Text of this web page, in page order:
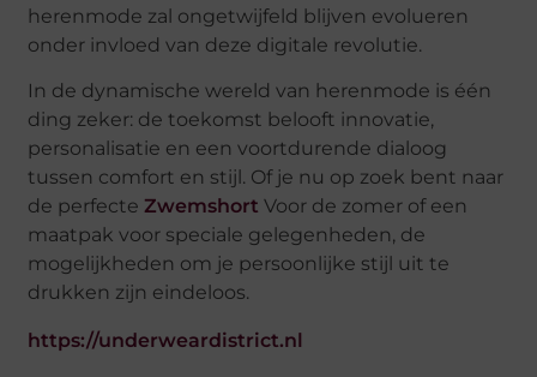
herenmode zal ongetwijfeld blijven evolueren
onder invloed van deze digitale revolutie.
In de dynamische wereld van herenmode is één
ding zeker: de toekomst belooft innovatie,
personalisatie en een voortdurende dialoog
tussen comfort en stijl. Of je nu op zoek bent naar
de perfecteZwemshort Voor de zomer of een
maatpak voor speciale gelegenheden, de
mogelijkheden om je persoonlijke stijl uit te
drukken zijn eindeloos.
https://underweardistrict.nl